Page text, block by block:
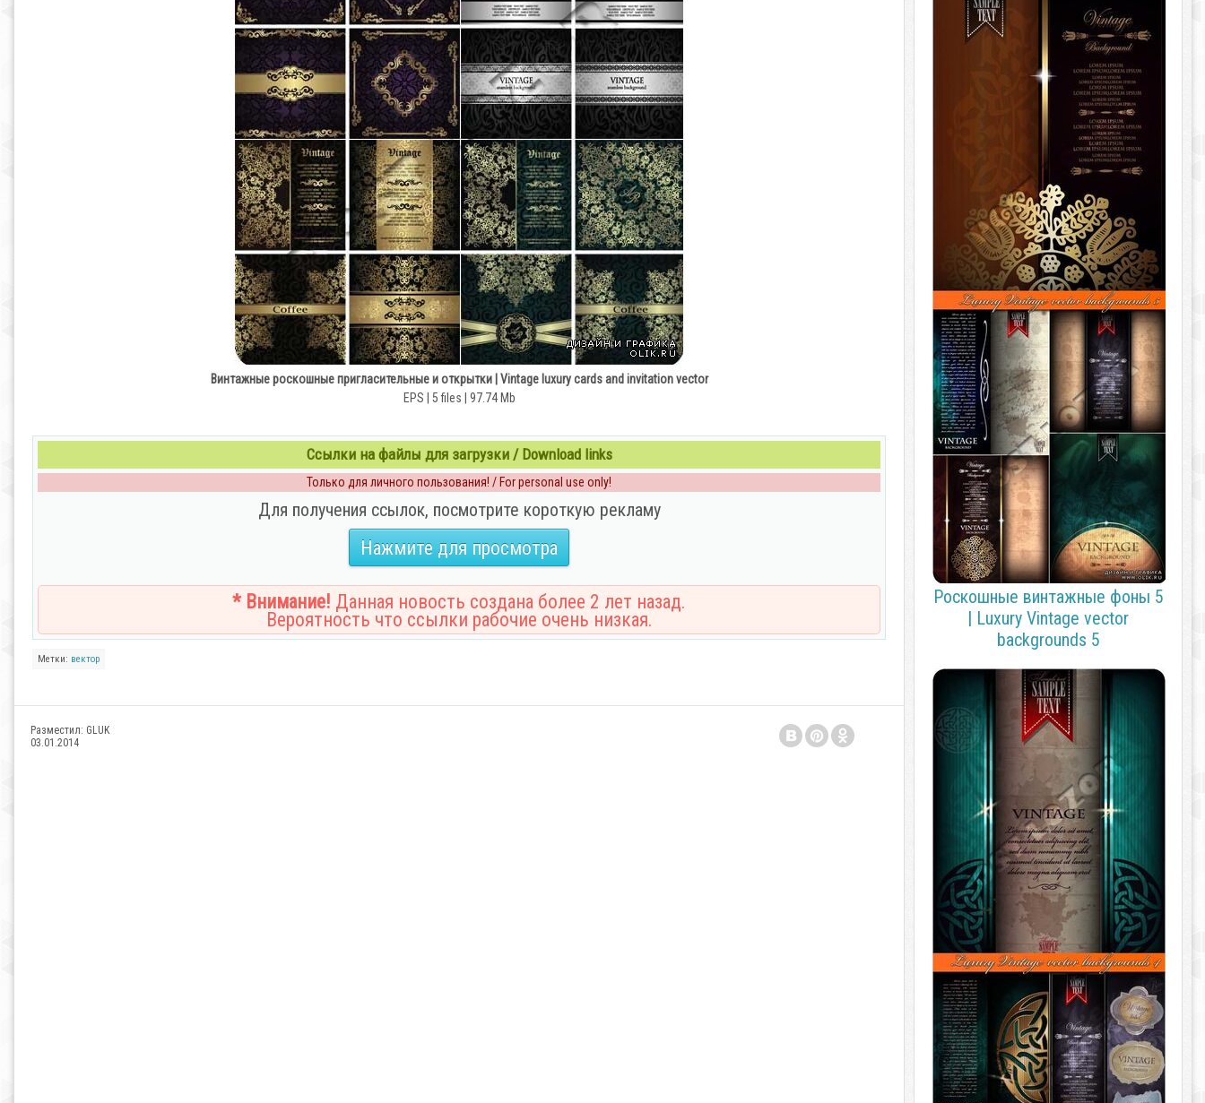
Винтажные роскошные пригласительные и открытки | Vintage luxury cards and invitation vector
EPS | 5 files | 97.74 Mb
Ссылки на файлы для загрузки / Download links
Только для личного пользования! / For personal use only!
Для получения ссылок, посмотрите короткую рекламу
Нажмите для просмотра
* Внимание! Данная новость создана более 2 лет назад.
Вероятность что ссылки рабочие очень низкая.
Метки: вектор
Разместил: GLUK
03.01.2014
Роскошные винтажные фоны 5
| Luxury Vintage vector
backgrounds 5